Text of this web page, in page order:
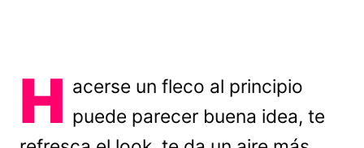
H acerse un fleco al principio
puede parecer buena idea, te